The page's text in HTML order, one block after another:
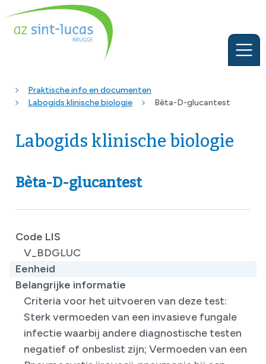
Praktische info en documenten
Labogids klinische biologie
Bèta-D-glucantest
Labogids klinische biologie
Bèta-D-glucantest
Code LIS
V_BDGLUC
Eenheid
Belangrijke informatie
Criteria voor het uitvoeren van deze test:
Sterk vermoeden ​van een invasieve fungale
infectie waarbij andere diagnostische testen
negatief of onbeslist zijn; Vermoeden van een